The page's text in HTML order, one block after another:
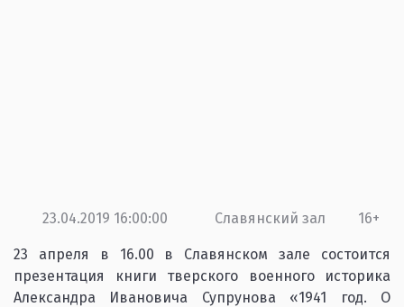
23.04.2019 16:00:00 Славянский зал 16+
23 апреля в 16.00 в Славянском зале состоится
презентация книги тверского военного историка
Александра Ивановича Супрунова «1941 год. О